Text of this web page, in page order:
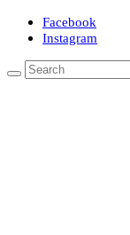
Facebook
Instagram